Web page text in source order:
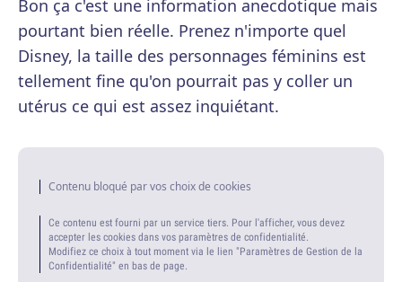
Bon ça c'est une information anecdotique mais
pourtant bien réelle. Prenez n'importe quel
Disney, la taille des personnages féminins est
tellement fine qu'on pourrait pas y coller un
utérus ce qui est assez inquiétant.
Contenu bloqué par vos choix de cookies
Ce contenu est fourni par un service tiers. Pour l'afficher, vous devez
accepter les cookies dans vos paramètres de confidentialité.
Modifiez ce choix à tout moment via le lien "Paramètres de Gestion de la
Confidentialité" en bas de page.